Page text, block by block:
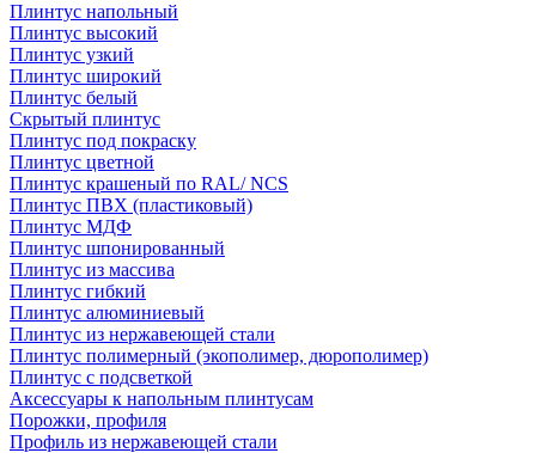
Плинтус напольный
Плинтус высокий
Плинтус узкий
Плинтус широкий
Плинтус белый
Скрытый плинтус
Плинтус под покраску
Плинтус цветной
Плинтус крашеный по RAL/ NCS
Плинтус ПВХ (пластиковый)
Плинтус МДФ
Плинтус шпонированный
Плинтус из массива
Плинтус гибкий
Плинтус алюминиевый
Плинтус из нержавеющей стали
Плинтус полимерный (экополимер, дюрополимер)
Плинтус с подсветкой
Аксессуары к напольным плинтусам
Порожки, профиля
Профиль из нержавеющей стали